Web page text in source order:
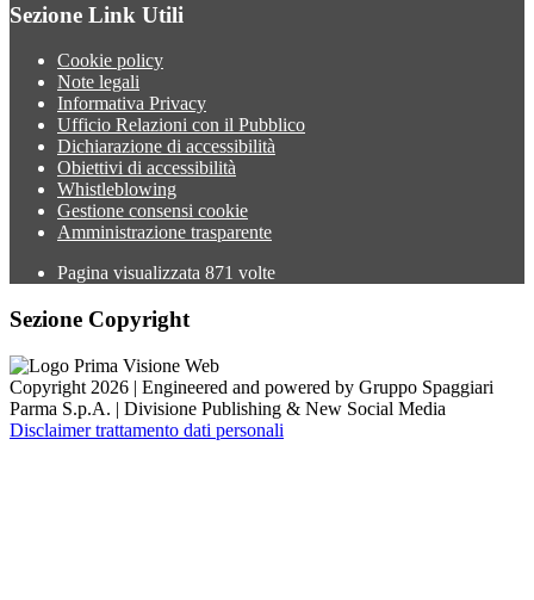
Sezione Link Utili
Cookie policy
Note legali
Informativa Privacy
Ufficio Relazioni con il Pubblico
Dichiarazione di accessibilità
Obiettivi di accessibilità
Whistleblowing
Gestione consensi cookie
Amministrazione trasparente
Pagina visualizzata 871 volte
Sezione Copyright
Copyright 2026 | Engineered and powered by Gruppo Spaggiari
Parma S.p.A. | Divisione Publishing & New Social Media
Disclaimer trattamento dati personali